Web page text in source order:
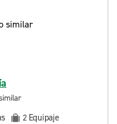
2 Equipaje